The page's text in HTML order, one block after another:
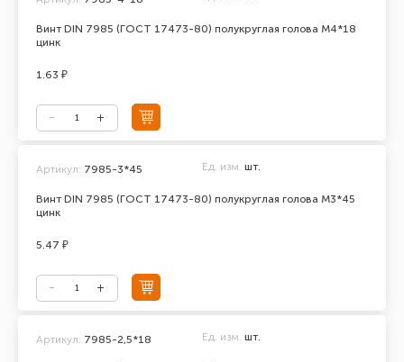
Винт DIN 7985 (ГОСТ 17473-80) полукруглая голова М4*18
цинк
1.63 ₽
Винт DIN 7985 (ГОСТ 17473-80) полукруглая голова М3*45
цинк
Артикул: 7985-3*45 Ед. изм. шт.
5.47 ₽
Артикул: 7985-2,5*18 Ед. изм. шт.